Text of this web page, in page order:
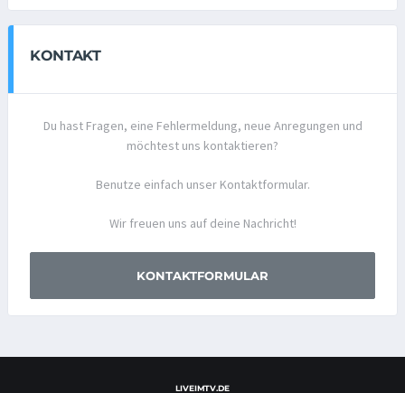
KONTAKT
Du hast Fragen, eine Fehlermeldung, neue Anregungen und
möchtest uns kontaktieren?
Benutze einfach unser Kontaktformular.
Wir freuen uns auf deine Nachricht!
KONTAKTFORMULAR
LIVEIMTV.DE